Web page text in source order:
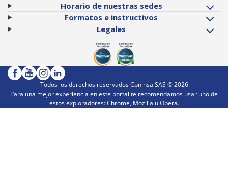
Horario de nuestras sedes
Formatos e instructivos
Legales
Todos los derechos reservados Coninsa SAS ©2026
Para una mejor experiencia en este portal te recomendamos usar uno de
estos exploradores: Chrome, Mozilla u Opera.